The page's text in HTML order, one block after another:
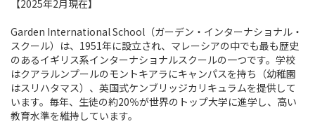
【2025年2月現在】
Garden International School（ガーデン・インターナショナル・
スクール）は、1951年に設立され、マレーシアの中でも最も歴史
のあるイギリス系インターナショナルスクールの一つです。学校
はクアラルンプールのモントキアラにキャンパスを持ち（幼稚園
はスリハタマス）、英国式ケンブリッジカリキュラムを提供して
います。毎年、生徒の約20％が世界のトップ大学に進学し、高い
教育水準を維持しています。